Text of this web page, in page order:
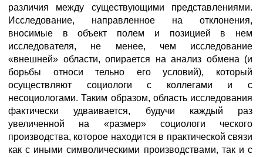
различия между существующими представлениями.
Исследование, направленное на отклонения,
вносимые в объект полем и позицией в нем
исследователя, не менее, чем исследование
«внешней» области, опирается на анализ обмена (и
борьбы относи тельно его условий), который
осуществляют социологи с коллегами и с
несоциологами. Таким образом, область исследования
фактически удваивается, будучи каждый раз
увеличенной на «размер» социологи ческого
производства, которое находится в практической связи
как с иными символическими производствами, так и с